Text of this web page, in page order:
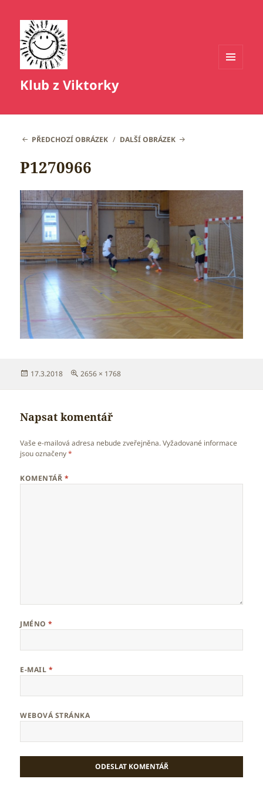
Klub z Viktorky
PŘEDCHOZÍ OBRÁZEK DALŠÍ OBRÁZEK
P1270966
Publikováno:
17.3.2018
Původní
2656 × 1768
Napsat komentář
Vaše e-mailová adresa nebude zveřejněna. Vyžadované informace
jsou označeny*
KOMENTÁŘ *
JMÉNO*
E-MAIL *
WEBOVÁ STRÁNKA